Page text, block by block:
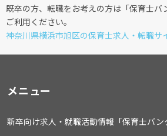
既卒の方、転職をお考えの方は「保育士バ
ご利用ください。
神奈川県横浜市旭区の保育士求人・転職サ
メニュー
新卒向け求人・就職活動情報「保育士バン